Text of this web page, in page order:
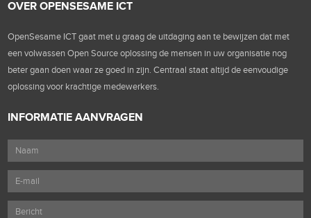
OVER OPENSESAME ICT
OpenSesame ICT gaat met u graag de uitdaging aan te bewijzen dat met
een volwassen Open Source oplossing de mensen in uw organisatie nog
beter gaan doen waar ze goed in zijn. Centraal staat altijd de eenvoudige
oplossing voor krachtige medewerkers.
INFORMATIE AANVRAGEN